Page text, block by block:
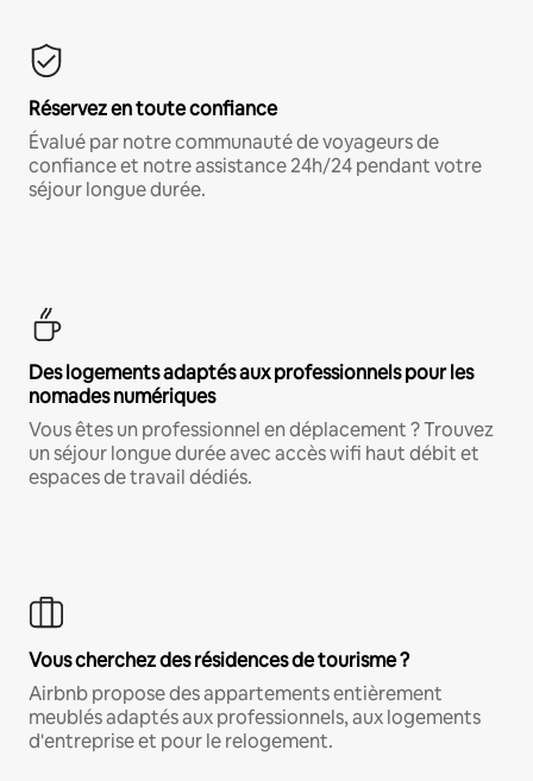
Réservez en toute confiance
Évalué par notre communauté de voyageurs de
confiance et notre assistance 24h/24 pendant votre
séjour longue durée.
Des logements adaptés aux professionnels pour les
nomades numériques
Vous êtes un professionnel en déplacement ? Trouvez
un séjour longue durée avec accès wifi haut débit et
espaces de travail dédiés.
Vous cherchez des résidences de tourisme ?
Airbnb propose des appartements entièrement
meublés adaptés aux professionnels, aux logements
d'entreprise et pour le relogement.